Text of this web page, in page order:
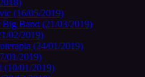
(16/05/2019)
Big Band (21/03/2019)
02/2019)
(24/01/2019)
01/2019)
(10/01/2019)